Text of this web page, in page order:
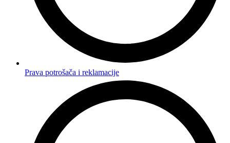
Prava potrošača i reklamacije